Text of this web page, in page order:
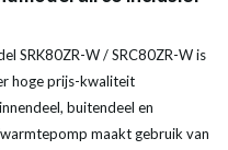
SRK80ZR-W / SRC80ZR-W is
hoge prijs-kwaliteit
buitendeel en
maakt gebruik van